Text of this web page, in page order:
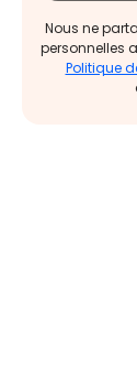
Nous ne
personnelles
Politique